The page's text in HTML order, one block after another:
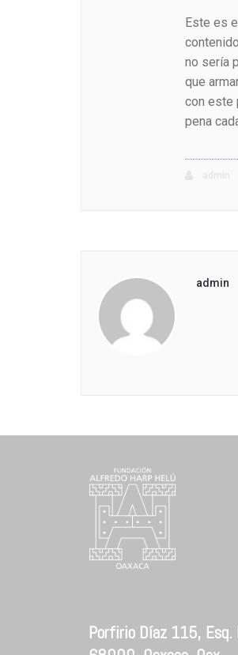
Este es
no sería
que
con este
pena
admin
Porfirio Díaz 115, Esq.